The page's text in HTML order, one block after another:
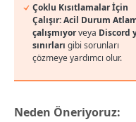
Çoklu Kısıtlamalar İçin
Çalışır:Acil Durum
çalışmıyorveya Discord
sınırları gibi sorunları
çözmeye yardımcı olur.
Neden Öneriyoruz: